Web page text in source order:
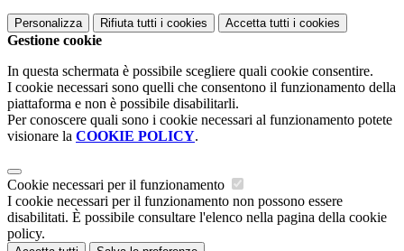
Personalizza Rifiuta tutti i cookies Accetta tutti i cookies
Gestione cookie
In questa schermata è possibile scegliere quali cookie consentire.
I cookie necessari sono quelli che consentono il funzionamento della
piattaforma e non è possibile disabilitarli.
Per conoscere quali sono i cookie necessari al funzionamento potete
visionare la COOKIE POLICY.
Cookie necessari per il funzionamento
I cookie necessari per il funzionamento non possono essere
disabilitati. È possibile consultare l'elenco nella pagina della cookie
policy.